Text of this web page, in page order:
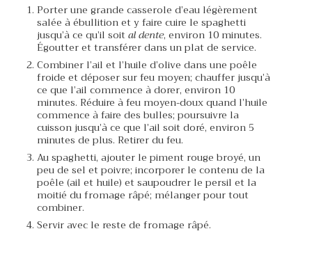
Porter une grande casserole d’eau légèrement
salée à ébullition et y faire cuire le spaghetti
jusqu’à ce qu’il soital dente, environ 10 minutes.
Égoutter et transférer dans un plat de service.
Combiner l’ail et l’huile d’olive dans une poêle
froide et déposer sur feu moyen; chauffer jusqu’à
ce que l’ail commence à dorer, environ 10
minutes. Réduire à feu moyen-doux quand l’huile
commence à faire des bulles; poursuivre la
cuisson jusqu’à ce que l’ail soit doré, environ 5
minutes de plus. Retirer du feu.
Au spaghetti, ajouter le piment rouge broyé, un
peu de sel et poivre; incorporer le contenu de la
poêle (ail et huile) et saupoudrer le persil et la
moitié du fromage râpé; mélanger pour tout
combiner.
Servir avec le reste de fromage râpé.